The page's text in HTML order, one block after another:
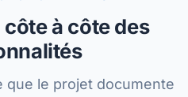
à côte des
que le projet documente